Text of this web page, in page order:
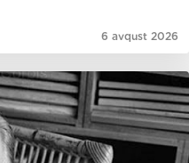
6 avqust 2026